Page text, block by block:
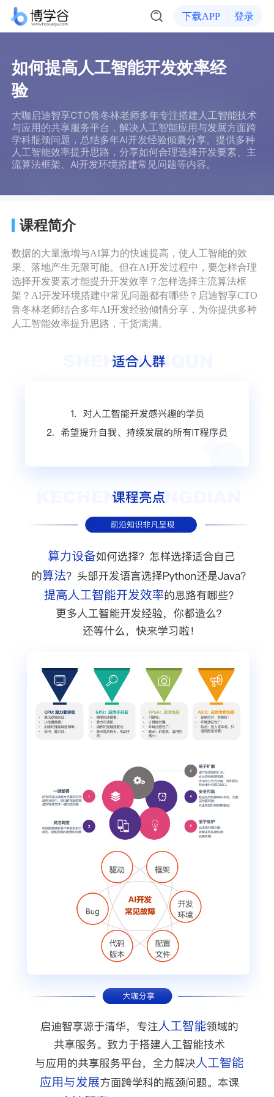
下载APP 登录
如何提高人工智能开发效率经
验
大咖启迪智享CTO鲁冬林老师多年专注搭建人工智能技术
与应用的共享服务平台，解决人工智能应用与发展方面跨
学科瓶颈问题，总结多年AI开发经验倾囊分享。提供多种
人工智能效率提升思路，分享如何合理选择开发要素、主
流算法框架、AI开发环境搭建常见问题等内容。
课程简介
数据的大量激增与AI算力的快速提高，使人工智能的效
果、落地产生无限可能。但在AI开发过程中，要怎样合理
选择开发要素才能提升开发效率？怎样选择主流算法框
架？AI开发环境搭建中常见问题都有哪些？启迪智享CTO
鲁冬林老师结合多年AI开发经验倾情分享，为你提供多种
人工智能效率提升思路，干货满满。